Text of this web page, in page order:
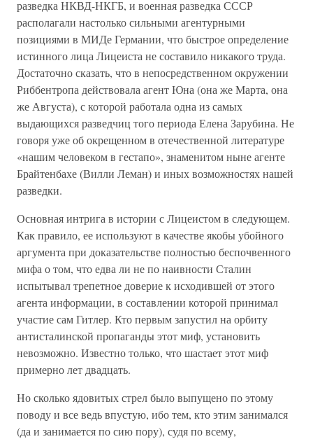
разведка НКВД-НКГБ, и военная разведка СССР
располагали настолько сильными агентурными
позициями в МИДе Германии, что быстрое определение
истинного лица Лицеиста не составило никакого труда.
Достаточно сказать, что в непосредственном окружении
Риббентропа действовала агент Юна (она же Марта, она
же Августа), с которой работала одна из самых
выдающихся разведчиц того периода Елена Зарубина. Не
говоря уже об окрещенном в отечественной литературе
«нашим человеком в гестапо», знаменитом ныне агенте
Брайтенбахе (Вилли Леман) и иных возможностях нашей
разведки.
Основная интрига в истории с Лицеистом в следующем.
Как правило, ее используют в качестве якобы убойного
аргумента при доказательстве полностью беспочвенного
мифа о том, что едва ли не по наивности Сталин
испытывал трепетное доверие к исходившей от этого
агента информации, в составлении которой принимал
участие сам Гитлер. Кто первым запустил на орбиту
антисталинской пропаганды этот миф, установить
невозможно. Известно только, что шастает этот миф
примерно лет двадцать.
Но сколько ядовитых стрел было выпущено по этому
поводу и все ведь впустую, ибо тем, кто этим занимался
(да и занимается по сию пору), судя по всему,